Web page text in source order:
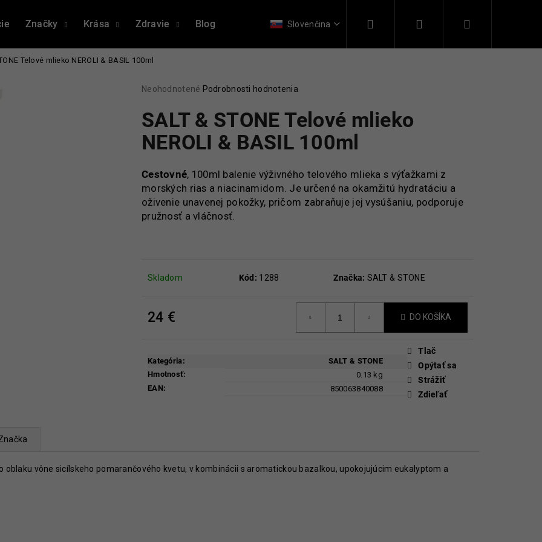
Značky Krása Zdravie Blog Napísali o nás Kontakt
Slovenčina Prihlásenie
Telové mlieko NEROLI & BASIL 100ml
Priemerné
produktu
je
0,0
hviezdičiek.
Neohodnotené Podrobnosti hodnotenia
SALT & STONE Telové mlieko
NEROLI & BASIL 100ml
Cestovné, 100ml balenie výživného telového mlieka s výťažkami z
morských rias a niacinamidom. Je určené na okamžitú hydratáciu a
oživenie unavenej pokožky, pričom zabraňuje jej vysúšaniu, podporuje
pružnosť a vláčnosť.
Skladom Kód: 1288 Značka: SALT & STONE
24 € DO KOŠÍKA
Kategória:
SALT & STONE
Hmotnosť:
0.13 kg
EAN: 850063840088
Tlač
Opýtať sa
Strážiť
Zdieľať
oblaku vône sicílskeho pomarančového kvetu, v kombinácii s aromatickou bazalkou, upokojujúcim eukalyptom a
Čo potrebujete nájsť?
HĽADAŤ